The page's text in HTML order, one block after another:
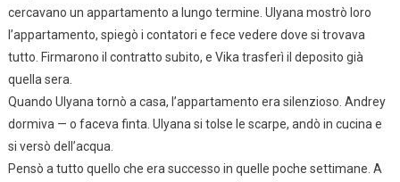
cercavano un appartamento a lungo termine. Ulyana mostrò loro
l’appartamento, spiegò i contatori e fece vedere dove si trovava
tutto. Firmarono il contratto subito, e Vika trasferì il deposito già
quella sera.
Quando Ulyana tornò a casa, l’appartamento era silenzioso. Andrey
dormiva — o faceva finta. Ulyana si tolse le scarpe, andò in cucina e
si versò dell’acqua.
Pensò a tutto quello che era successo in quelle poche settimane. A